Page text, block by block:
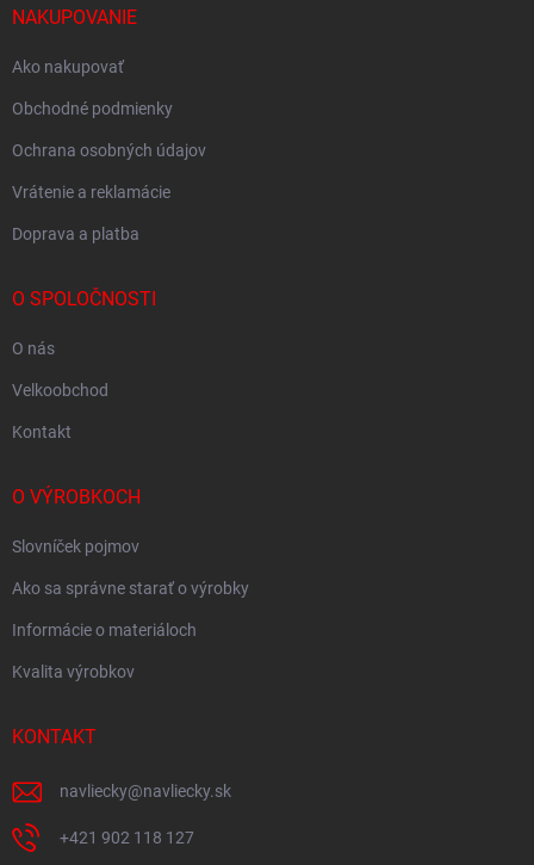
NAKUPOVANIE
Ako nakupovať
Obchodné podmienky
Ochrana osobných údajov
Vrátenie a reklamácie
Doprava a platba
O SPOLOČNOSTI
O nás
Velkoobchod
Kontakt
O VÝROBKOCH
Slovníček pojmov
Ako sa správne starať o výrobky
Informácie o materiáloch
Kvalita výrobkov
KONTAKT
navliecky@navliecky.sk
+421 902 118 127